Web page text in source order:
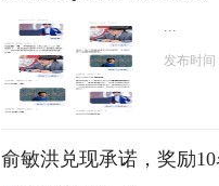
...
发布时间
俞敏洪兑现承诺，奖励